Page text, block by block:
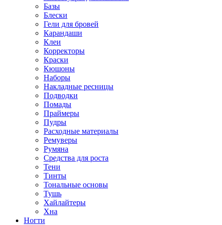
Базы
Блески
Гели для бровей
Карандаши
Клеи
Корректоры
Краски
Кюшоны
Наборы
Накладные ресницы
Подводки
Помады
Праймеры
Пудры
Расходные материалы
Ремуверы
Румяна
Средства для роста
Тени
Тинты
Тональные основы
Тушь
Хайлайтеры
Хна
Ногти